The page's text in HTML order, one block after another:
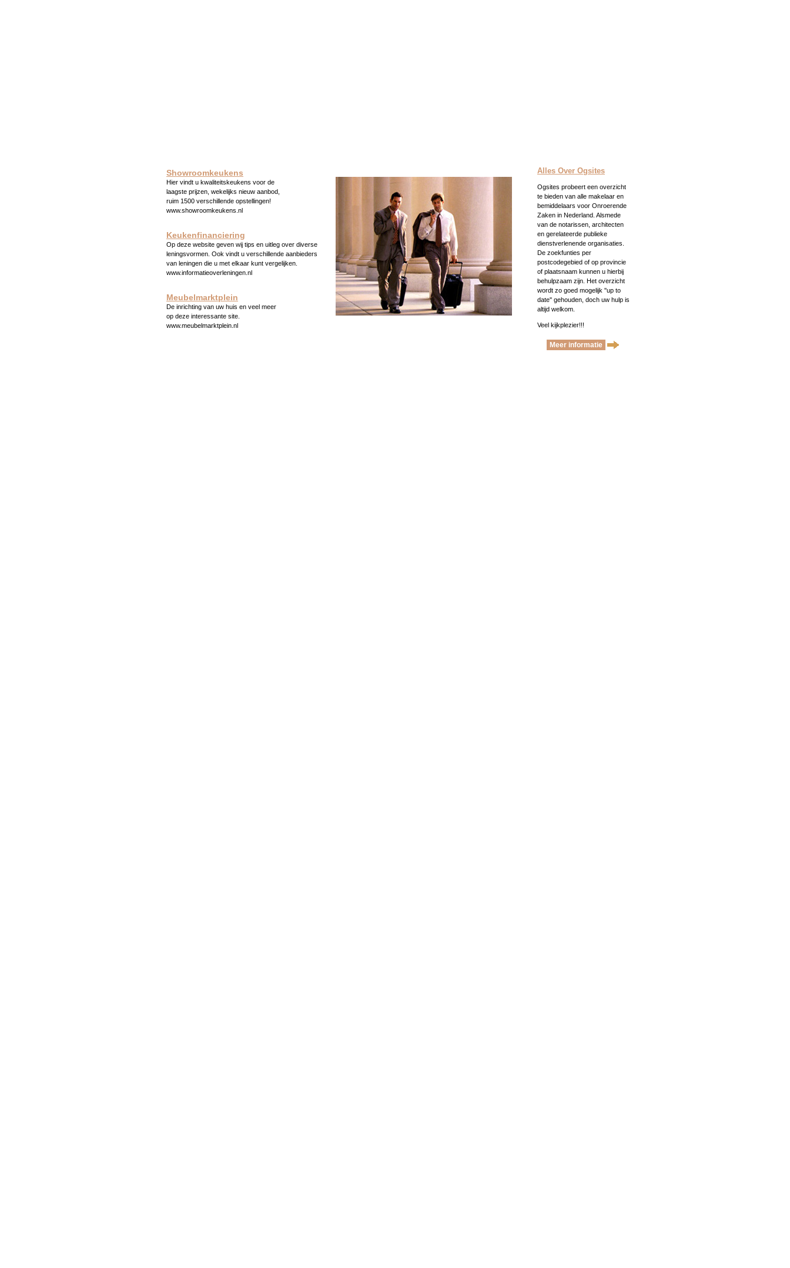
Showroomkeukens
Hier vindt u kwaliteitskeukens voor de
laagste prijzen, wekelijks nieuw aanbod,
ruim 1500 verschillende opstellingen!
www.showroomkeukens.nl
Keukenfinanciering
Op deze website geven wij tips en uitleg over diverse
leningsvormen. Ook vindt u verschillende aanbieders
van leningen die u met elkaar kunt vergelijken.
www.informatieoverleningen.nl
Meubelmarktplein
De inrichting van uw huis en veel meer
op deze interessante site.
www.meubelmarktplein.nl
Alles Over Ogsites
Ogsites probeert een overzicht
te bieden van alle makelaar en
bemiddelaars voor Onroerende
Zaken in Nederland. Alsmede
van de notarissen, architecten
en gerelateerde publieke
dienstverlenende organisaties.
De zoekfunties per
postcodegebied of op provincie
of plaatsnaam kunnen u hierbij
behulpzaam zijn. Het overzicht
wordt zo goed mogelijk ''up to
date'' gehouden, doch uw hulp is
altijd welkom.
Veel kijkplezier!!!
Meer informatie